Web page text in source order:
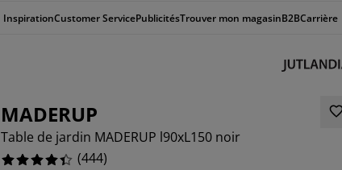
InspirationCustomer ServicePublicitésTrouver mon magasinB2BCarrière
MADERUP
Table de jardin MADERUP l90xL150 noir
(444)